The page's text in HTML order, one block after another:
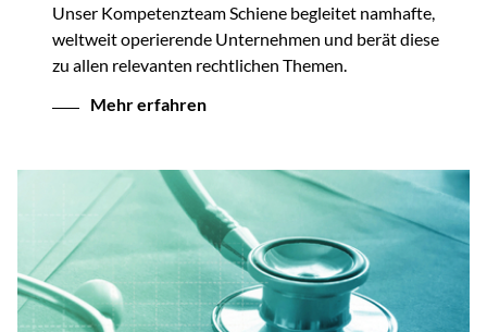
Unser Kompetenzteam Schiene begleitet namhafte,
weltweit operierende Unternehmen und berät diese
zu allen relevanten rechtlichen Themen.
Mehr erfahren